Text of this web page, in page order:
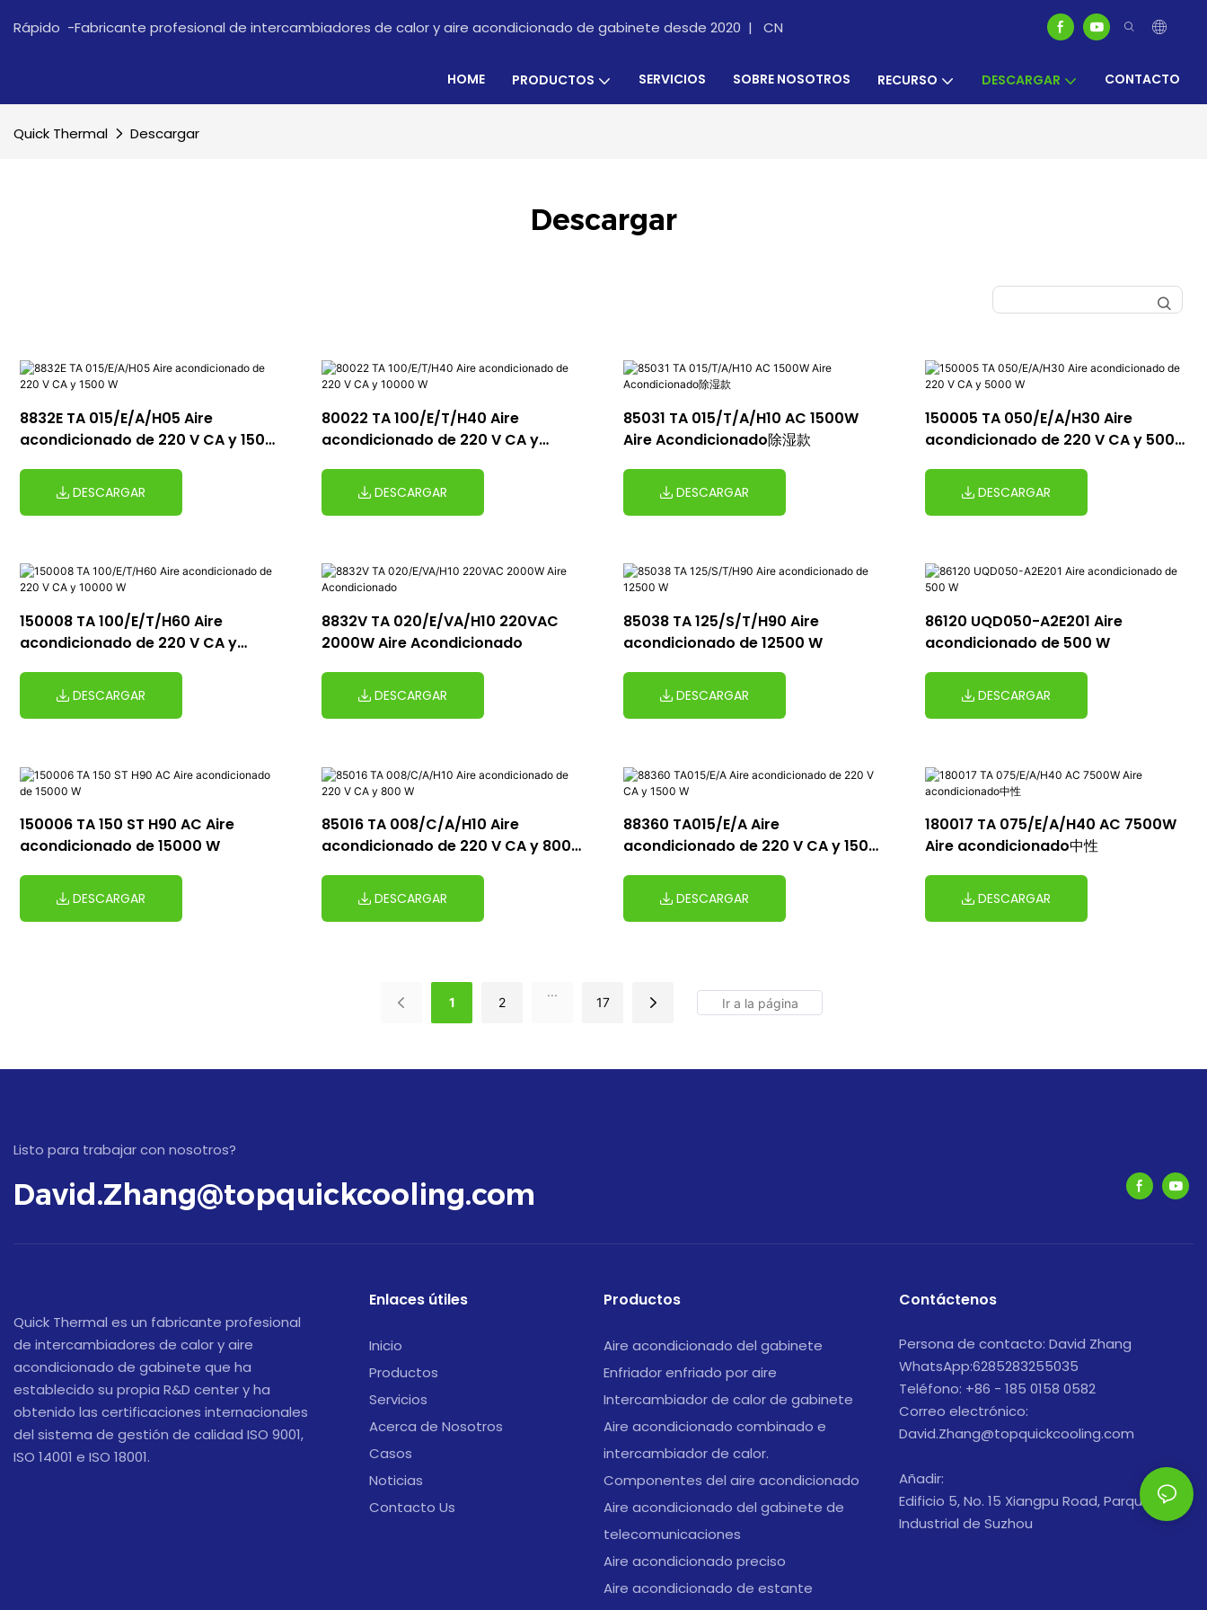
Rápido -Fabricante profesional de intercambiadores de calor y aire acondicionado de gabinete desde 2020 | CN
HOME PRODUCTOS SERVICIOS SOBRE NOSOTROS RECURSO DESCARGAR CONTACTO
Quick Thermal Descargar
Descargar
8832E TA 015/E/A/H05 Aire
acondicionado de 220 V CA y 1500
DESCARGAR
80022 TA 100/E/T/H40 Aire
acondicionado de 220 V CA y
DESCARGAR
85031 TA 015/T/A/H10 AC 1500W
Aire Acondicionado除湿款
DESCARGAR
150005 TA 050/E/A/H30 Aire
acondicionado de 220 V CA y 5000
DESCARGAR
150008 TA 100/E/T/H60 Aire
acondicionado de 220 V CA y
DESCARGAR
8832V TA 020/E/VA/H10 220VAC
2000W Aire Acondicionado
DESCARGAR
85038 TA 125/S/T/H90 Aire
acondicionado de 12500 W
DESCARGAR
86120 UQD050-A2E201 Aire
acondicionado de 500 W
DESCARGAR
150006 TA 150 ST H90 AC Aire
acondicionado de 15000 W
DESCARGAR
85016 TA 008/C/A/H10 Aire
acondicionado de 220 V CA y 800
DESCARGAR
88360 TA015/E/A Aire
acondicionado de 220 V CA y 1500
DESCARGAR
180017 TA 075/E/A/H40 AC 7500W
Aire acondicionado中性
DESCARGAR
1 2
...
17
Listo para trabajar con nosotros?
David.Zhang@topquickcooling.com
Quick Thermal es un fabricante profesional
de intercambiadores de calor y aire
acondicionado de gabinete que ha
establecido su propia R&D center y ha
obtenido las certificaciones internacionales
del sistema de gestión de calidad ISO 9001,
ISO 14001 e ISO 18001.
Enlaces útiles
Inicio
Productos
Servicios
Acerca de Nosotros
Casos
Noticias
Contacto Us
Productos
Aire acondicionado del gabinete
Enfriador enfriado por aire
Intercambiador de calor de gabinete
Aire acondicionado combinado e
intercambiador de calor.
Componentes del aire acondicionado
Aire acondicionado del gabinete de
telecomunicaciones
Aire acondicionado preciso
Aire acondicionado de estante
Contáctenos
Persona de contacto: David Zhang
WhatsApp:6285283255035
Teléfono: +86 - 185 0158 0582
Correo electrónico:
David.Zhang@topquickcooling.com
Añadir:
Edificio 5, No. 15 Xiangpu Road, Parque
Industrial de Suzhou